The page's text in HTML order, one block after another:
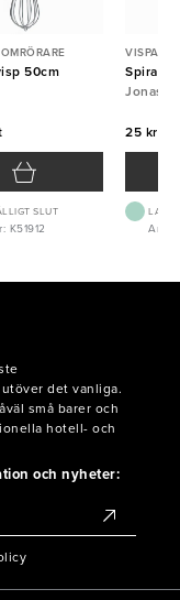
50cm
SLUT
K51912
VISPAR &
Jonas
25 kr/st
Art.
det vanliga.
små barer och
hotell- och
och nyheter: